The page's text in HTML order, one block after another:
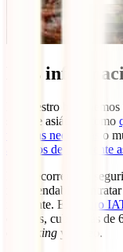
Más
En nuestro blog
sudeste asiático, como
vacunas necesarias
o
artículos del contiente
Para recorrer con
recomendable
incidente. El
seguro
clásicas, cubre más
trekking y buceo.